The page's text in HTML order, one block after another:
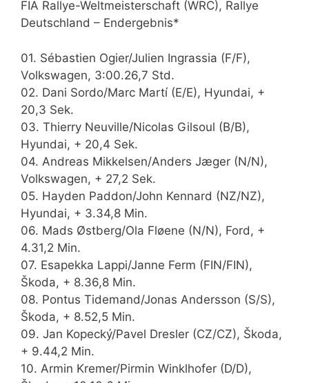
FIA Rallye-Weltmeisterschaft (WRC), Rallye
Deutschland – Endergebnis*
01. Sébastien Ogier/Julien Ingrassia (F/F),
Volkswagen, 3:00.26,7 Std.
02. Dani Sordo/Marc Martí (E/E), Hyundai, +
20,3 Sek.
03. Thierry Neuville/Nicolas Gilsoul (B/B),
Hyundai, + 20,4 Sek.
04. Andreas Mikkelsen/Anders Jæger (N/N),
Volkswagen, + 27,2 Sek.
05. Hayden Paddon/John Kennard (NZ/NZ),
Hyundai, + 3.34,8 Min.
06. Mads Østberg/Ola Fløene (N/N), Ford, +
4.31,2 Min.
07. Esapekka Lappi/Janne Ferm (FIN/FIN),
Škoda, + 8.36,8 Min.
08. Pontus Tidemand/Jonas Andersson (S/S),
Škoda, + 8.52,5 Min.
09. Jan Kopecký/Pavel Dresler (CZ/CZ), Škoda,
+ 9.44,2 Min.
10. Armin Kremer/Pirmin Winklhofer (D/D),